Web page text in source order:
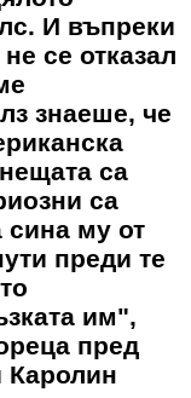
И въпреки
се отказал
знаеше, че
са
са
сина му от
преди те
им",
пред
Каролин